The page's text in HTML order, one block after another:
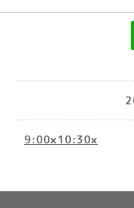
9:00×10:30×